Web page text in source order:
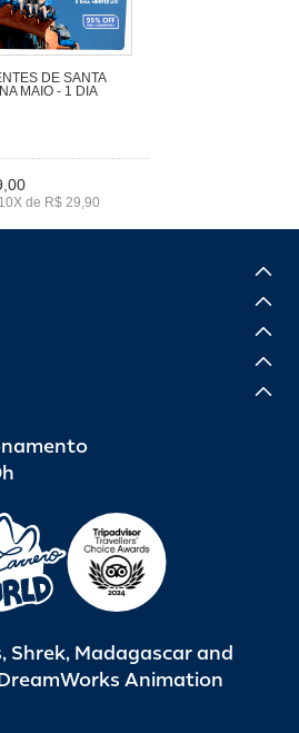
DE SANTA
MAIO - 1 DIA
de R$ 29,90
Shrek, Madagascar and
Animation